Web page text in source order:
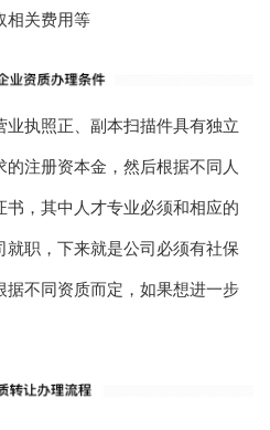
相关费用等
执照正、副本扫描件具有独立
注册资本金，然后根据不同人
书，其中人才专业必须和相应的
职，下来就是公司必须有社保
据不同资质而定，如果想进一步